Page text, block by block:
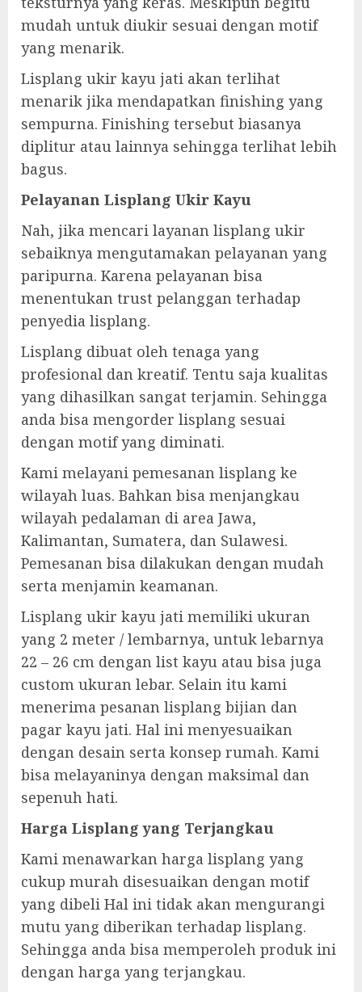
mudah untuk diukir sesuai dengan motif
yang menarik.
Lisplang ukir kayu jati akan terlihat
menarik jika mendapatkan finishing yang
sempurna. Finishing tersebut biasanya
diplitur atau lainnya sehingga terlihat lebih
bagus.
Pelayanan Lisplang Ukir Kayu
Nah, jika mencari layanan lisplang ukir
sebaiknya mengutamakan pelayanan yang
paripurna. Karena pelayanan bisa
menentukan trust pelanggan terhadap
penyedia lisplang.
Lisplang dibuat oleh tenaga yang
profesional dan kreatif. Tentu saja kualitas
yang dihasilkan sangat terjamin. Sehingga
anda bisa mengorder lisplang sesuai
dengan motif yang diminati.
Kami melayani pemesanan lisplang ke
wilayah luas. Bahkan bisa menjangkau
wilayah pedalaman di area Jawa,
Kalimantan, Sumatera, dan Sulawesi.
Pemesanan bisa dilakukan dengan mudah
serta menjamin keamanan.
Lisplang ukir kayu jati memiliki ukuran
yang 2 meter / lembarnya, untuk lebarnya
22 – 26 cm dengan list kayu atau bisa juga
custom ukuran lebar. Selain itu kami
menerima pesanan lisplang bijian dan
pagar kayu jati. Hal ini menyesuaikan
dengan desain serta konsep rumah. Kami
bisa melayaninya dengan maksimal dan
sepenuh hati.
Harga Lisplang yang Terjangkau
Kami menawarkan harga lisplang yang
cukup murah disesuaikan dengan motif
yang dibeli Hal ini tidak akan mengurangi
mutu yang diberikan terhadap lisplang.
Sehingga anda bisa memperoleh produk ini
dengan harga yang terjangkau.